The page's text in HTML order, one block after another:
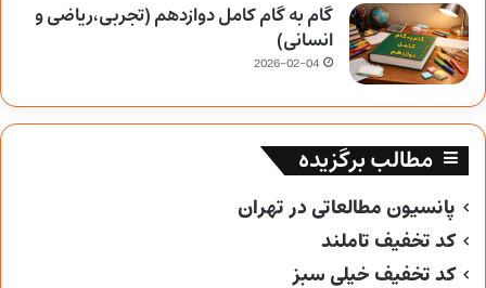
گام به گام کامل دوازدهم (تجربی،ریاضی و
انسانی)
2026-02-04
مطالب برگزیده
پانسیون مطالعاتی در تهران
کد تخفیف تاملند
کد تخفیف خیلی سبز